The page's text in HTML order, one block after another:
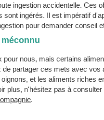
ingestion accidentelle. Ces
ingérés. Il est impératif
pour demander conseil
pour nous, mais certains
partager ces mets avec
et les aliments riches
plus, n'hésitez pas à consulter
.